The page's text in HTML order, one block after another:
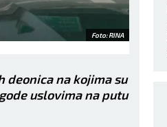
Foto: RINA
deonica na kojima su
uslovima na putu
humorom i
Više se